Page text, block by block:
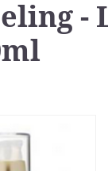
-